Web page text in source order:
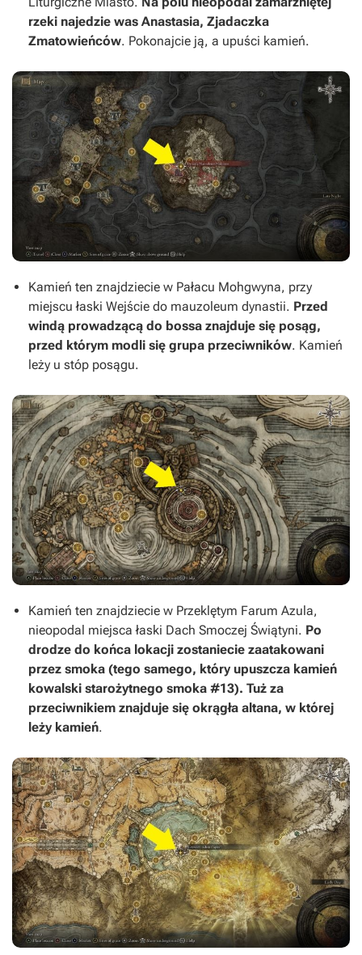
rzeki najedzie was Anastasia, Zjadaczka
Zmatowieńców. Pokonajcie ją, a upuści kamień.
Kamień ten znajdziecie w Pałacu Mohgwyna, przy
miejscu łaski Wejście do mauzoleum dynastii. Przed
windą prowadzącą do bossa znajduje się posąg,
przed którym modli się grupa przeciwników. Kamień
leży u stóp posągu.
Kamień ten znajdziecie w Przeklętym Farum Azula,
nieopodal miejsca łaski Dach Smoczej Świątyni. Po
drodze do końca lokacji zostaniecie zaatakowani
przez smoka (tego samego, który upuszcza kamień
kowalski starożytnego smoka #13). Tuż za
przeciwnikiem znajduje się okrągła altana, w której
leży kamień.